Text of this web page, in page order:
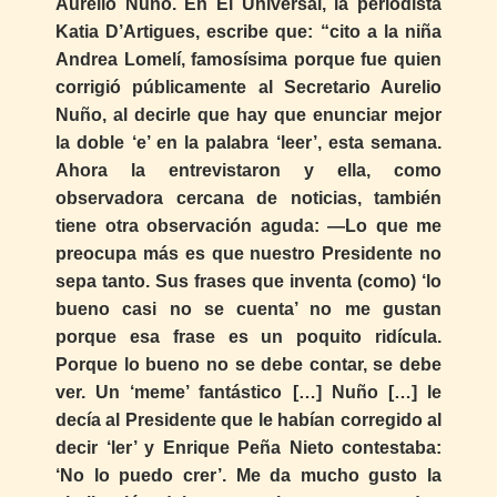
Aurelio Nuño. En El Universal, la periodista
Katia D’Artigues, escribe que: “cito a la niña
Andrea Lomelí, famosísima porque fue quien
corrigió públicamente al Secretario Aurelio
Nuño, al decirle que hay que enunciar mejor
la doble ‘e’ en la palabra ‘leer’, esta semana.
Ahora la entrevistaron y ella, como
observadora cercana de noticias, también
tiene otra observación aguda: —Lo que me
preocupa más es que nuestro Presidente no
sepa tanto. Sus frases que inventa (como) ‘lo
bueno casi no se cuenta’ no me gustan
porque esa frase es un poquito ridícula.
Porque lo bueno no se debe contar, se debe
ver. Un ‘meme’ fantástico […] Nuño […] le
decía al Presidente que le habían corregido al
decir ‘ler’ y Enrique Peña Nieto contestaba:
‘No lo puedo crer’. Me da mucho gusto la